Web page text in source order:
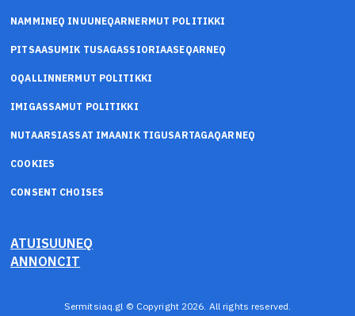
NAMMINEQ INUUNEQARNERMUT POLITIKKI
PITSAASUMIK TUSAGASSIORIAASEQARNEQ
OQALLINNERMUT POLITIKKI
IMIGASSAMUT POLITIKKI
NUTAARSIASSAT IMAANIK TIGUSARTAGAQARNEQ
COOKIES
CONSENT CHOISES
ATUISUUNEQ
ANNONCIT
Sermitsiaq.gl © Copyright 2026. All rights reserved.